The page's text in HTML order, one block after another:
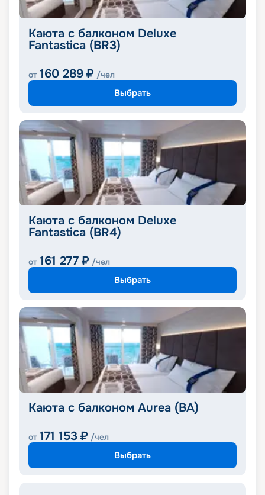
Каюта с балконом Deluxe
Fantastica (BR3)
от 160 289 ₽ /чел
Выбрать
Каюта с балконом Deluxe
Fantastica (BR4)
от 161 277 ₽ /чел
Выбрать
Каюта с балконом Aurea (BA)
от 171 153 ₽ /чел
Выбрать